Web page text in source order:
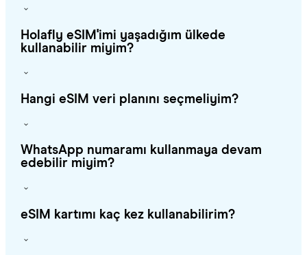
Holafly eSIM'imi yaşadığım ülkede
kullanabilir miyim?
Hangi eSIM veri planını seçmeliyim?
WhatsApp numaramı kullanmaya devam
edebilir miyim?
eSIM kartımı kaç kez kullanabilirim?